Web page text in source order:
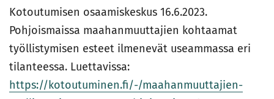
Kotoutumisen osaamiskeskus 16.6.2023.
Pohjoismaissa maahanmuuttajien kohtaamat
työllistymisen esteet ilmenevät useammassa eri
tilanteessa. Luettavissa:
https://kotoutuminen.fi/-/maahanmuuttajien-